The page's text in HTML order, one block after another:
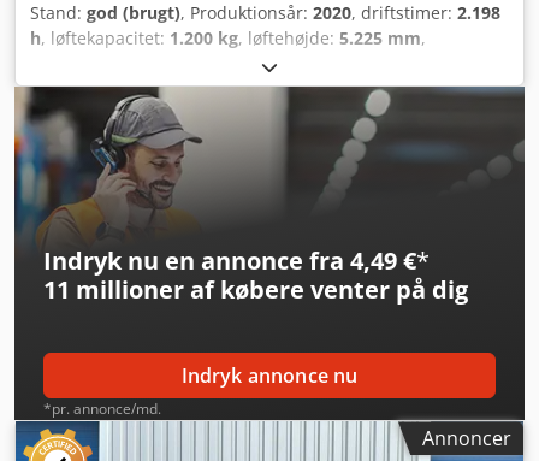
Stand: god (brugt), Produktionsår: 2020, driftstimer: 2.198
h, løftekapacitet: 1.200 kg, løftehøjde: 5.225 mm,
, mastetype:
bygningshøjde:2.321 mm, tomvægt:3.000 kg,
kilometerstand:2.198 km
, Elektrisk triplex gaffeltruck
Mærke: Linde Årgang: 2020 KOMPAKT MODEL KUN 2.198
timer Kapacitet: 1.200 kg Løftehøjde: 5.225 mm
Gennemkørselshøjde: 2.321 mm FRILØFT SIDESKIFT Batteri:
2020 Automatisk påfyldningssystem Ekstern oplader Crjdey
D Un Repfx Ai Ajf
Indryk nu en annonce fra 4,49 €*
11 millioner af købere venter på dig
Indryk annonce nu
*pr. annonce/md.
Annoncer